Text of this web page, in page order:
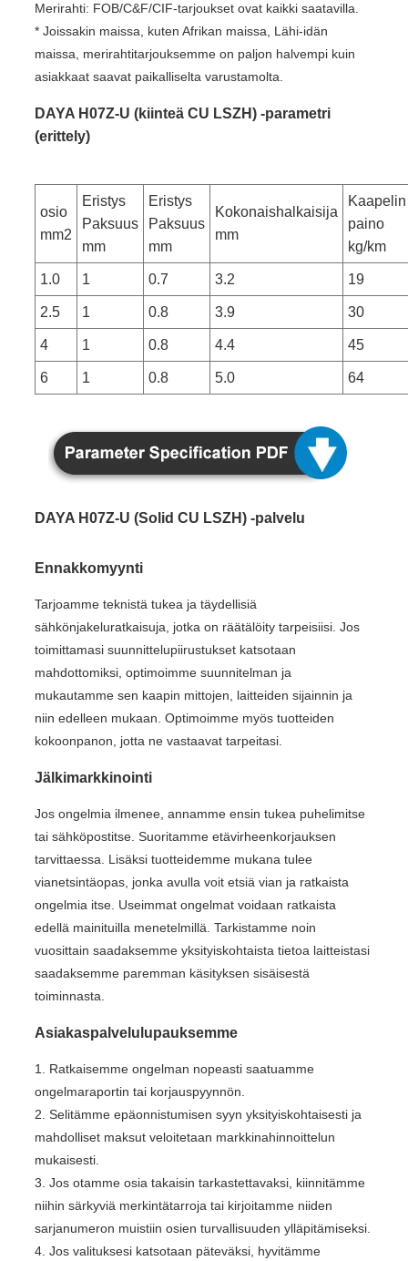
Merirahti: FOB/C&F/CIF-tarjoukset ovat kaikki saatavilla.
* Joissakin maissa, kuten Afrikan maissa, Lähi-idän
maissa, merirahtitarjouksemme on paljon halvempi kuin
asiakkaat saavat paikalliselta varustamolta.
DAYA H07Z-U (kiinteä CU LSZH) -parametri
(erittely)
osio
mm2
Eristys
Paksuus
mm
Eristys
Paksuus
mm
Kokonaishalkaisija
mm
Kaapelin
paino
kg/km
1.0 1 0.7 3.2 19
2.5 1 0.8 3.9 30
4 1 0.8 4.4 45
6 1 0.8 5.0 64
DAYA H07Z-U (Solid CU LSZH) -palvelu
Ennakkomyynti
Tarjoamme teknistä tukea ja täydellisiä
sähkönjakeluratkaisuja, jotka on räätälöity tarpeisiisi. Jos
toimittamasi suunnittelupiirustukset katsotaan
mahdottomiksi, optimoimme suunnitelman ja
mukautamme sen kaapin mittojen, laitteiden sijainnin ja
niin edelleen mukaan. Optimoimme myös tuotteiden
kokoonpanon, jotta ne vastaavat tarpeitasi.
Jälkimarkkinointi
Jos ongelmia ilmenee, annamme ensin tukea puhelimitse
tai sähköpostitse. Suoritamme etävirheenkorjauksen
tarvittaessa. Lisäksi tuotteidemme mukana tulee
vianetsintäopas, jonka avulla voit etsiä vian ja ratkaista
ongelmia itse. Useimmat ongelmat voidaan ratkaista
edellä mainituilla menetelmillä. Tarkistamme noin
vuosittain saadaksemme yksityiskohtaista tietoa laitteistasi
saadaksemme paremman käsityksen sisäisestä
toiminnasta.
Asiakaspalvelulupauksemme
1. Ratkaisemme ongelman nopeasti saatuamme
ongelmaraportin tai korjauspyynnön.
2. Selitämme epäonnistumisen syyn yksityiskohtaisesti ja
mahdolliset maksut veloitetaan markkinahinnoittelun
mukaisesti.
3. Jos otamme osia takaisin tarkastettavaksi, kiinnitämme
niihin särkyviä merkintätarroja tai kirjoitamme niiden
sarjanumeron muistiin osien turvallisuuden ylläpitämiseksi.
4. Jos valituksesi katsotaan päteväksi, hyvitämme